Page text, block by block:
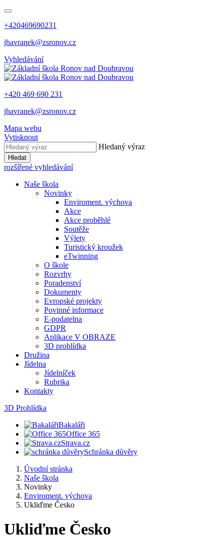
+420469690231
jhavranek@zsronov.cz
Vyhledávání
+420 469 690 231
jhavranek@zsronov.cz
Mapa webu
Vytisknout
Hledaný výraz
Hledat
rozšířené vyhledávání
Naše škola
Novinky
Enviroment. výchova
Akce
Akce proběhlé
Soutěže
Výlety
Turistický kroužek
eTwinning
O škole
Rozvrhy
Poradenství
Dokumenty
Evropské projekty
Povinné informace
E-podatelna
GDPR
Aplikace V OBRAZE
3D prohlídka
Družina
Jídelna
Jídelníček
Rubrika
Kontakty
3D Prohlídka
Bakaláři
Office 365
Strava.cz
Schránka důvěry
Úvodní stránka
Naše škola
Novinky
Enviroment. výchova
Ukliďme Česko
Ukliďme Česko